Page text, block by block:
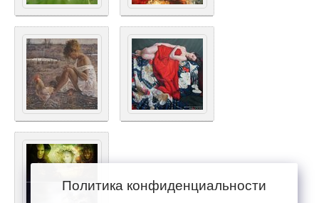
Политика конфиденциальности